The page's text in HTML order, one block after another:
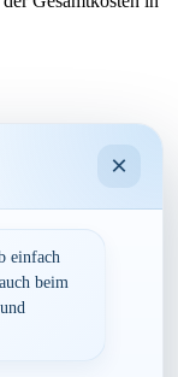
×
einfach
beim